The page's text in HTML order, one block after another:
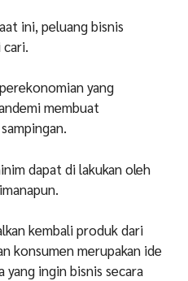
ini, peluang bisnis
cari.
yang
membuat
dapat di lakukan oleh
kembali produk dari
konsumen merupakan ide
yang ingin bisnis secara